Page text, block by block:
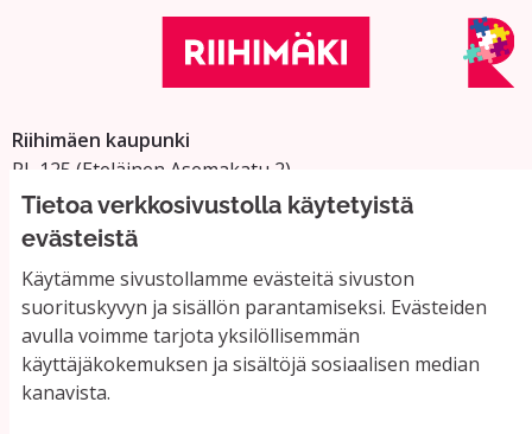
Tietoa verkkosivustolla käytetyistä
evästeistä
Käytämme sivustollamme evästeitä sivuston
suorituskyvyn ja sisällön parantamiseksi. Evästeiden
avulla voimme tarjota yksilöllisemmän
käyttäjäkokemuksen ja sisältöjä sosiaalisen median
kanavista.
Riihimäen kaupunki
PL 125 (Eteläinen Asemakatu 2)
11101 Riihimäki
Vaihde: 019 758 4000
Sähköpostiosoitteet:
etunimi.sukunimi@riihimaki.fi
Yhteystiedot ja usein kysyttyä
Käyttöehdot